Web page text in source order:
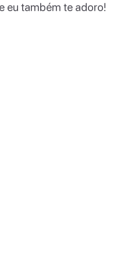
eu também te adoro!